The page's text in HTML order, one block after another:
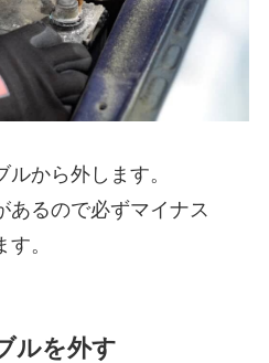
から外します。
るので必ずマイナス
。
ルを外す